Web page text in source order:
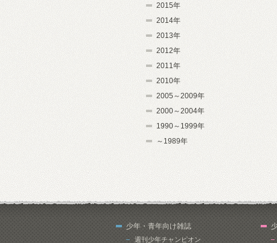
2015年
2014年
2013年
2012年
2011年
2010年
2005～2009年
2000～2004年
1990～1999年
～1989年
少年・青年向け雑誌
週刊少年チャンピオン